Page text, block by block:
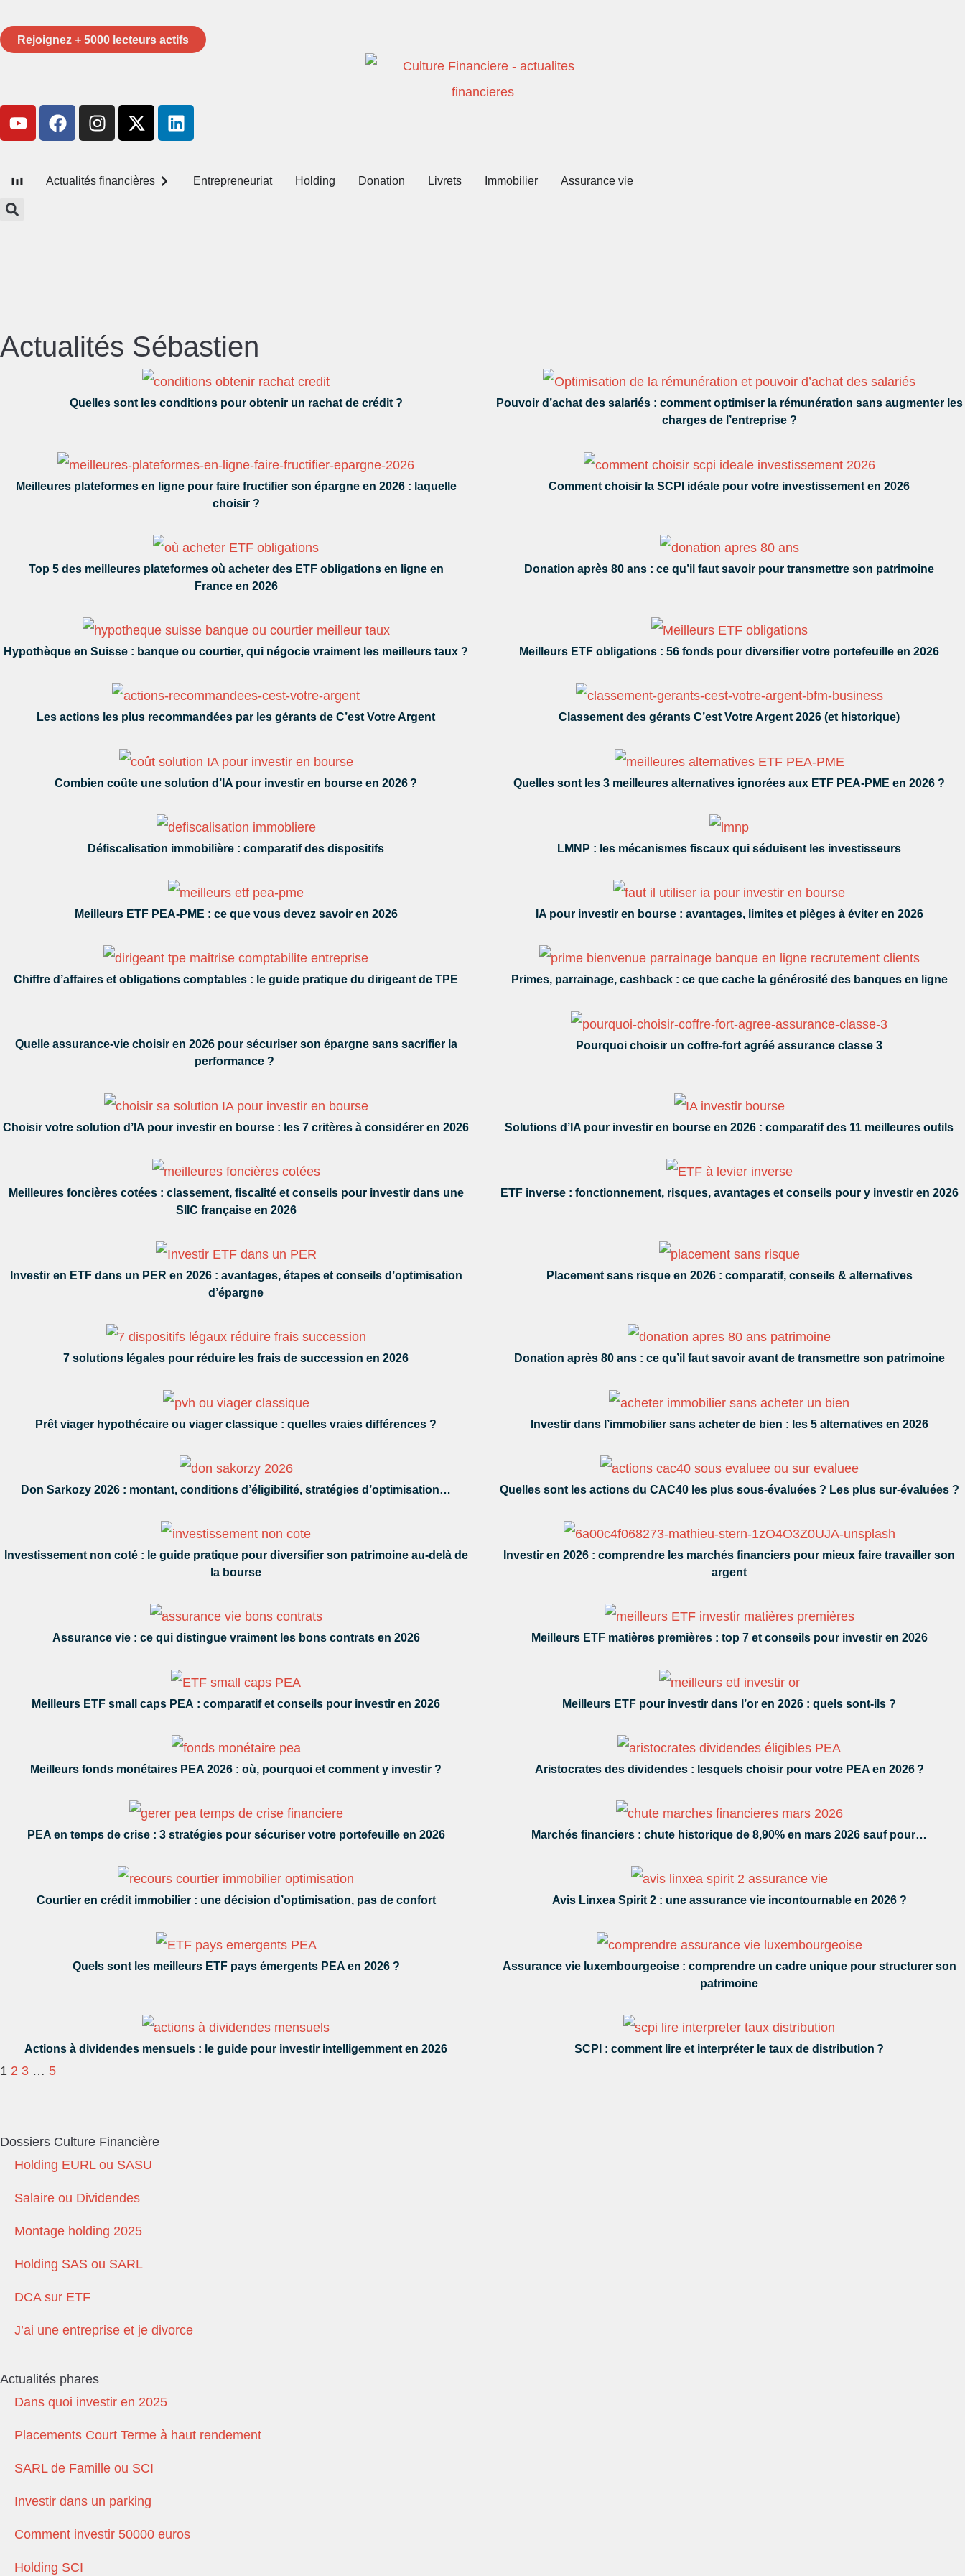
Rejoignez + 5000 lecteurs actifs
Actualités financières Entrepreneuriat Holding Donation Livrets Immobilier Assurance vie
Actualités Sébastien
Quelles sont les conditions pour obtenir un rachat de crédit ?
Pouvoir d’achat des salariés : comment optimiser la rémunération sans augmenter les
charges de l’entreprise ?
Meilleures plateformes en ligne pour faire fructifier son épargne en 2026 : laquelle
choisir ?
Comment choisir la SCPI idéale pour votre investissement en 2026
Top 5 des meilleures plateformes où acheter des ETF obligations en ligne en
France en 2026
Donation après 80 ans : ce qu’il faut savoir pour transmettre son patrimoine
Hypothèque en Suisse : banque ou courtier, qui négocie vraiment les meilleurs taux ? Meilleurs ETF obligations : 56 fonds pour diversifier votre portefeuille en 2026
Les actions les plus recommandées par les gérants de C’est Votre Argent Classement des gérants C’est Votre Argent 2026 (et historique)
Combien coûte une solution d’IA pour investir en bourse en 2026 ? Quelles sont les 3 meilleures alternatives ignorées aux ETF PEA-PME en 2026 ?
Défiscalisation immobilière : comparatif des dispositifs LMNP : les mécanismes fiscaux qui séduisent les investisseurs
Meilleurs ETF PEA-PME : ce que vous devez savoir en 2026 IA pour investir en bourse : avantages, limites et pièges à éviter en 2026
Chiffre d’affaires et obligations comptables : le guide pratique du dirigeant de TPE Primes, parrainage, cashback : ce que cache la générosité des banques en ligne
Quelle assurance-vie choisir en 2026 pour sécuriser son épargne sans sacrifier la
performance ?
Pourquoi choisir un coffre-fort agréé assurance classe 3
Choisir votre solution d’IA pour investir en bourse : les 7 critères à considérer en 2026 Solutions d’IA pour investir en bourse en 2026 : comparatif des 11 meilleures outils
Meilleures foncières cotées : classement, fiscalité et conseils pour investir dans une
SIIC française en 2026
ETF inverse : fonctionnement, risques, avantages et conseils pour y investir en 2026
Investir en ETF dans un PER en 2026 : avantages, étapes et conseils d’optimisation
d’épargne
Placement sans risque en 2026 : comparatif, conseils & alternatives
7 solutions légales pour réduire les frais de succession en 2026 Donation après 80 ans : ce qu’il faut savoir avant de transmettre son patrimoine
Prêt viager hypothécaire ou viager classique : quelles vraies différences ? Investir dans l’immobilier sans acheter de bien : les 5 alternatives en 2026
Don Sarkozy 2026 : montant, conditions d’éligibilité, stratégies d’optimisation… Quelles sont les actions du CAC40 les plus sous-évaluées ? Les plus sur-évaluées ?
Investissement non coté : le guide pratique pour diversifier son patrimoine au-delà de
la bourse
Investir en 2026 : comprendre les marchés financiers pour mieux faire travailler son
argent
Assurance vie : ce qui distingue vraiment les bons contrats en 2026 Meilleurs ETF matières premières : top 7 et conseils pour investir en 2026
Meilleurs ETF small caps PEA : comparatif et conseils pour investir en 2026 Meilleurs ETF pour investir dans l’or en 2026 : quels sont-ils ?
Meilleurs fonds monétaires PEA 2026 : où, pourquoi et comment y investir ? Aristocrates des dividendes : lesquels choisir pour votre PEA en 2026 ?
PEA en temps de crise : 3 stratégies pour sécuriser votre portefeuille en 2026 Marchés financiers : chute historique de 8,90% en mars 2026 sauf pour…
Courtier en crédit immobilier : une décision d’optimisation, pas de confort Avis Linxea Spirit 2 : une assurance vie incontournable en 2026 ?
Quels sont les meilleurs ETF pays émergents PEA en 2026 ?
Assurance vie luxembourgeoise : comprendre un cadre unique pour structurer son
patrimoine
Actions à dividendes mensuels : le guide pour investir intelligemment en 2026 SCPI : comment lire et interpréter le taux de distribution ?
1 2 3 … 5
Dossiers Culture Financière
Holding EURL ou SASU
Salaire ou Dividendes
Montage holding 2025
Holding SAS ou SARL
DCA sur ETF
J’ai une entreprise et je divorce
Actualités phares
Dans quoi investir en 2025
Placements Court Terme à haut rendement
SARL de Famille ou SCI
Investir dans un parking
Comment investir 50000 euros
Holding SCI